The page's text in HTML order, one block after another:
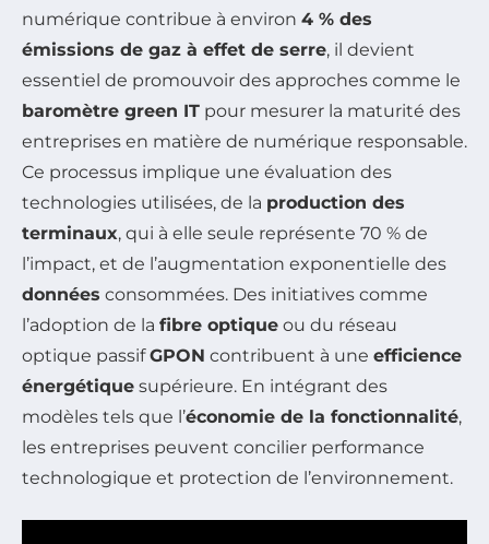
numérique contribue à environ 4 % des
émissions de gaz à effet de serre, il devient
essentiel de promouvoir des approches comme le
baromètre green IT pour mesurer la maturité des
entreprises en matière de numérique responsable.
Ce processus implique une évaluation des
technologies utilisées, de la production des
terminaux, qui à elle seule représente 70 % de
l’impact, et de l’augmentation exponentielle des
données consommées. Des initiatives comme
l’adoption de la fibre optique ou du réseau
optique passifGPON contribuent à une efficience
énergétique supérieure. En intégrant des
modèles tels que l’économie de la fonctionnalité,
les entreprises peuvent concilier performance
technologique et protection de l’environnement.